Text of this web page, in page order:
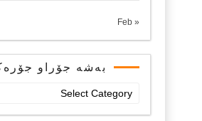
« Feb
بەشە جۆراو
جۆرەکان